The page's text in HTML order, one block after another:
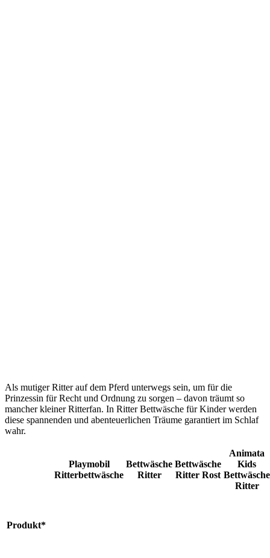
Als mutiger Ritter auf dem Pferd unterwegs sein, um für die
Prinzessin für Recht und Ordnung zu sorgen – davon träumt so
mancher kleiner Ritterfan. In Ritter Bettwäsche für Kinder werden
diese spannenden und abenteuerlichen Träume garantiert im Schlaf
wahr.
Playmobil
Ritterbettwäsche
Bettwäsche
Ritter
Bettwäsche
Ritter Rost
Animata
Kids
Bettwäsche
Ritter
Produkt*